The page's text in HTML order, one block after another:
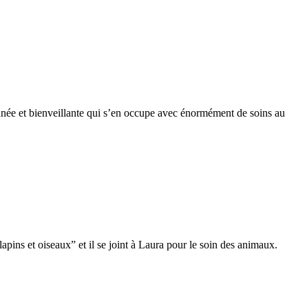
et bienveillante qui s’en occupe avec énormément de soins au
et oiseaux” et il se joint à Laura pour le soin des animaux.